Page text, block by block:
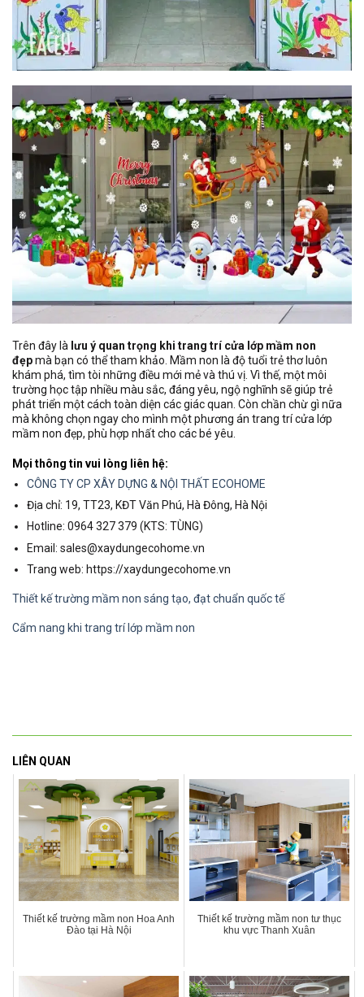
Trên đây là lưu ý quan trọng khi trang trí cửa lớp mầm non
đẹpmà bạn có thể tham khảo. Mầm non là độ tuổi trẻ thơ luôn
khám phá, tìm tòi những điều mới mẻ và thú vị. Vì thế, một môi
trường học tập nhiều màu sắc, đáng yêu, ngộ nghĩnh sẽ giúp trẻ
phát triển một cách toàn diện các giác quan. Còn chần chừ gì nữa
mà không chọn ngay cho mình một phương án trang trí cửa lớp
mầm non đẹp, phù hợp nhất cho các bé yêu.
Mọi thông tin vui lòng liên hệ:
CÔNG TY CP XÂY DỰNG & NỘI THẤT ECOHOME
Địa chỉ: 19, TT23, KĐT Văn Phú, Hà Đông, Hà Nội
Hotline: 0964 327 379 (KTS: TÙNG)
Email: sales@xaydungecohome.vn
Trang web: https://xaydungecohome.vn
Thiết kế trường mầm non sáng tạo, đạt chuẩn quốc tế
Cẩm nang khi trang trí lớp mầm non
LIÊN QUAN
Thiết kế trường mầm non Hoa Anh
Đào tại Hà Nội
Thiết kế trường mầm non tư thục
khu vực Thanh Xuân